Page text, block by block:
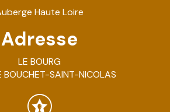
Haute Loire
Adresse
LE BOURG
BOUCHET-SAINT-NICOLAS